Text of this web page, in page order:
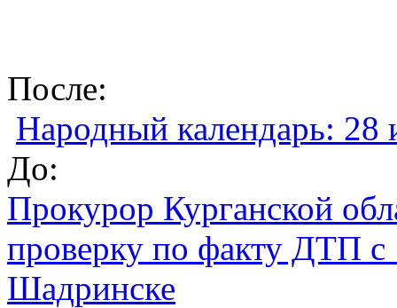
После:
Народный календарь:
До:
Прокурор Курганской
проверку по факту ДТП с
Шадринске